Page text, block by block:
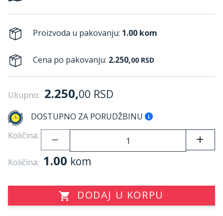
Proizvoda u pakovanju: 1.00 kom
Cena po pakovanju: 2.250,00 RSD
Ukupno: 2.250,00 RSD
DOSTUPNO ZA PORUDŽBINU
Količina:
Količina: 1.00 kom
DODAJ U KORPU